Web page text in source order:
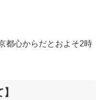
都心からだとおよそ2時